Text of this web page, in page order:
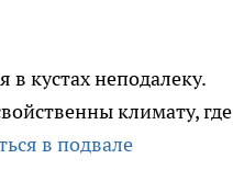
кустах неподалеку.
климату, где
в подвале